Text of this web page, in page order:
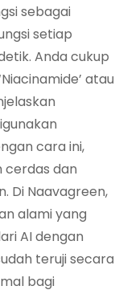
sebagai
setiap
Anda cukup
atau
cara ini,
cerdas dan
Di Naavagreen,
alami yang
AI dengan
teruji secara
bagi